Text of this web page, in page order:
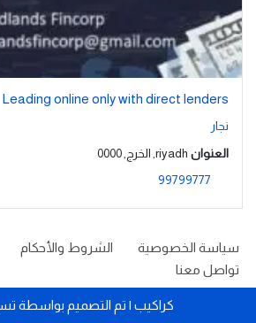
Leading online only with direct lenders
نجار
العنوان riyadh, الخرج, 0000
99799777
سياسة الخصوصية الشروط والأحكام
تواصل معنا
كراكيب | تم التصميم بواسطة